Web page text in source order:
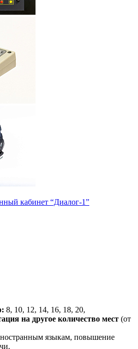
кабинет “Диалог-1”
8, 10, 12, 14, 16, 18, 20,
на другое количество мест (от
языкам, повышение